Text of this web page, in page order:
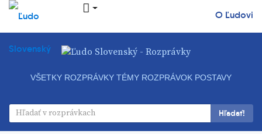
O Ľudovi
VŠETKY ROZPRÁVKY TÉMY ROZPRÁVOK POSTAVY
Hľadať!